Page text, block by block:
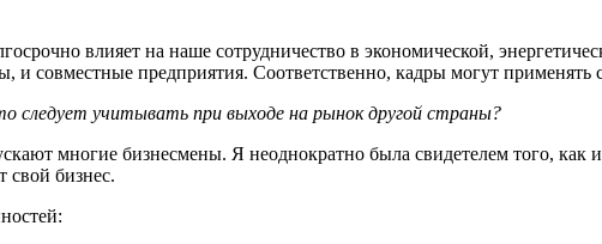
влияет на наше сотрудничество в экономической,
совместные предприятия. Соответственно, кадры могут применять
следует учитывать при выходе на рынок другой страны?
многие бизнесмены. Я неоднократно была свидетелем того, как
свой бизнес.